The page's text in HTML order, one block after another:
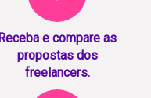
Receba e compare as
propostas dos
freelancers.